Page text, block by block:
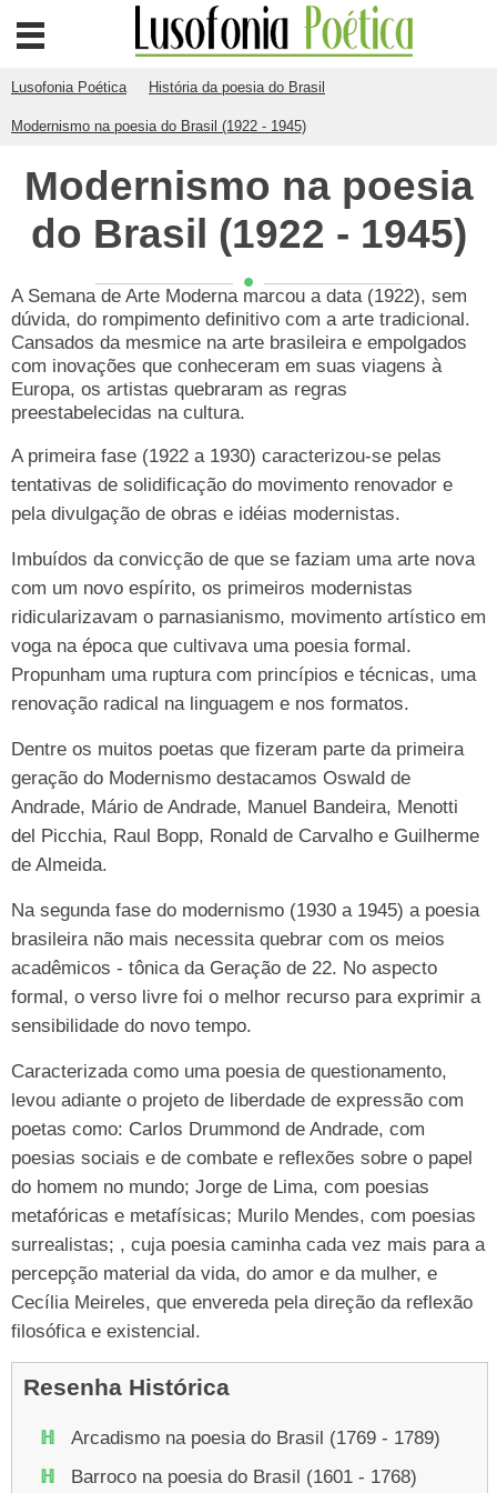
Lusofonia Poética História da poesia do Brasil
Modernismo na poesia do Brasil (1922 - 1945)
Modernismo na poesia
do Brasil (1922 - 1945)
A Semana de Arte Moderna marcou a data (1922), sem
dúvida, do rompimento definitivo com a arte tradicional.
Cansados da mesmice na arte brasileira e empolgados
com inovações que conheceram em suas viagens à
Europa, os artistas quebraram as regras
preestabelecidas na cultura.
A primeira fase (1922 a 1930) caracterizou-se pelas
tentativas de solidificação do movimento renovador e
pela divulgação de obras e idéias modernistas.
Imbuídos da convicção de que se faziam uma arte nova
com um novo espírito, os primeiros modernistas
ridicularizavam o parnasianismo, movimento artístico em
voga na época que cultivava uma poesia formal.
Propunham uma ruptura com princípios e técnicas, uma
renovação radical na linguagem e nos formatos.
Dentre os muitos poetas que fizeram parte da primeira
geração do Modernismo destacamos Oswald de
Andrade, Mário de Andrade, Manuel Bandeira, Menotti
del Picchia, Raul Bopp, Ronald de Carvalho e Guilherme
de Almeida.
Na segunda fase do modernismo (1930 a 1945) a poesia
brasileira não mais necessita quebrar com os meios
acadêmicos - tônica da Geração de 22. No aspecto
formal, o verso livre foi o melhor recurso para exprimir a
sensibilidade do novo tempo.
Caracterizada como uma poesia de questionamento,
levou adiante o projeto de liberdade de expressão com
poetas como: Carlos Drummond de Andrade, com
poesias sociais e de combate e reflexões sobre o papel
do homem no mundo; Jorge de Lima, com poesias
metafóricas e metafísicas; Murilo Mendes, com poesias
surrealistas; , cuja poesia caminha cada vez mais para a
percepção material da vida, do amor e da mulher, e
Cecília Meireles, que envereda pela direção da reflexão
filosófica e existencial.
Resenha Histórica
Arcadismo na poesia do Brasil (1769 - 1789)
Barroco na poesia do Brasil (1601 - 1768)